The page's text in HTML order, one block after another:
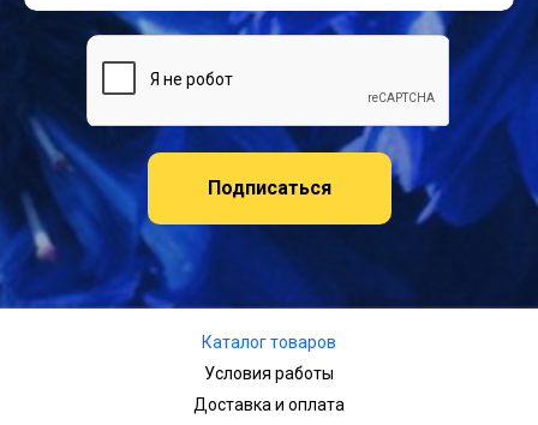
Подписаться
Каталог товаров
Условия работы
Доставка и оплата